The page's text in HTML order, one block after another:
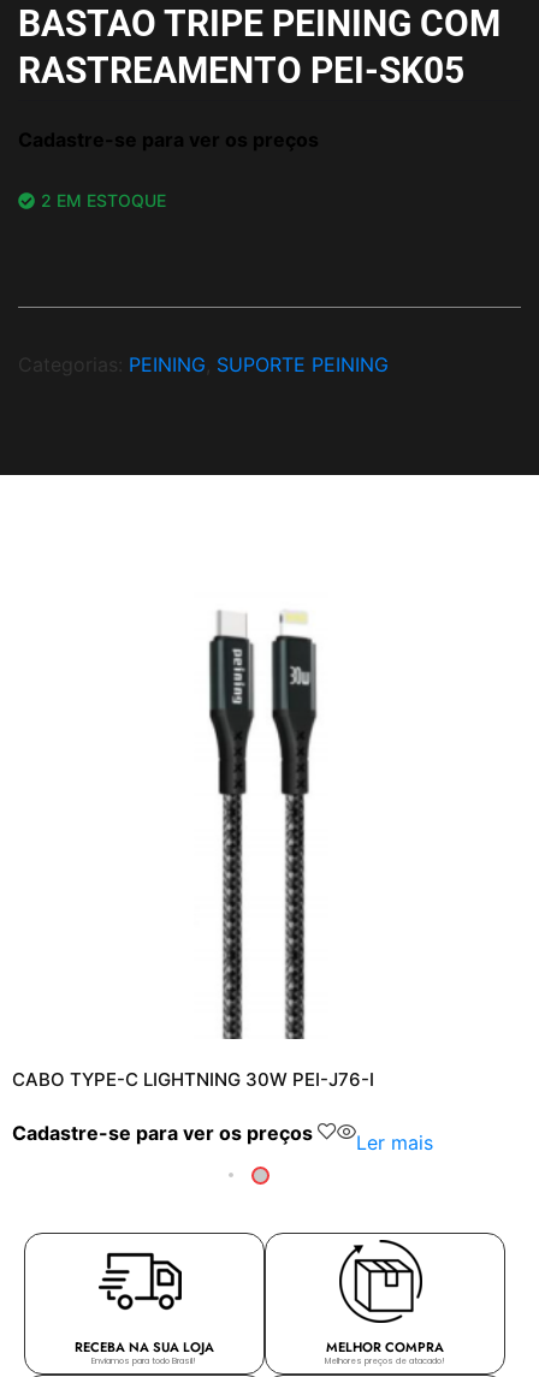
BASTAO TRIPE PEINING COM
RASTREAMENTO PEI-SK05
Cadastre-se para ver os preços
2 EM ESTOQUE
Categorias: PEINING SUPORTE PEINING
CABO TYPE-C LIGHTNING 30W PEI-J76-I
Cadastre-se para ver os preços Ler mais
RECEBA NA SUA LOJA
Enviamos para todo Brasil!
MELHOR COMPRA
Melhores preços de atacado!